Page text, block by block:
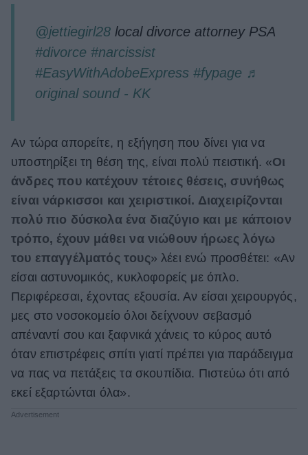
@jettiegirl28 local divorce attorney PSA
#divorce #narcissist
#EasyWithAdobeExpress #fypage ♬
original sound - KK
Αν τώρα απορείτε, η εξήγηση που δίνει για να
υποστηρίξει τη θέση της, είναι πολύ πειστική. «Οι
άνδρες που κατέχουν τέτοιες θέσεις, συνήθως
είναι νάρκισσοι και χειριστικοί. Διαχειρίζονται
πολύ πιο δύσκολα ένα διαζύγιο και με κάποιον
τρόπο, έχουν μάθει να νιώθουν ήρωες λόγω
του επαγγέλματός τους» λέει ενώ προσθέτει: «Αν
είσαι αστυνομικός, κυκλοφορείς με όπλο.
Περιφέρεσαι, έχοντας εξουσία. Αν είσαι χειρουργός,
μες στο νοσοκομείο όλοι δείχνουν σεβασμό
απέναντί σου και ξαφνικά χάνεις το κύρος αυτό
όταν επιστρέφεις σπίτι γιατί πρέπει για παράδειγμα
να πας να πετάξεις τα σκουπίδια. Πιστεύω ότι από
εκεί εξαρτώνται όλα».